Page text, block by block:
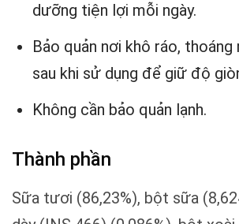
dưỡng tiện lợi mỗi ngày.
Bảo quản nơi khô ráo,
sau khi sử dụng để giữ độ
Không cần bảo quản lạnh.
Thành phần
Sữa tươi (86,23%), bột sữa